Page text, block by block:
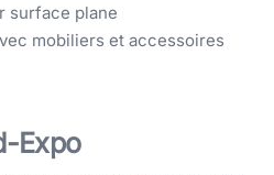
surface plane
mobiliers et accessoires
Expo